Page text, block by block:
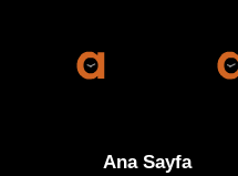
Ana Sayfa